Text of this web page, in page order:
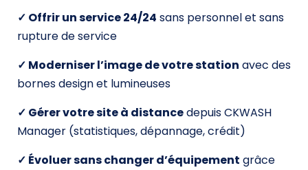
✓ Offrir un service 24/24 sans personnel et sans
rupture de service
✓ Moderniser l’image de votre station avec des
bornes design et lumineuses
✓ Gérer votre site à distancedepuis CKWASH
Manager (statistiques, dépannage, crédit)
✓ Évoluer sans changer d’équipement grâce